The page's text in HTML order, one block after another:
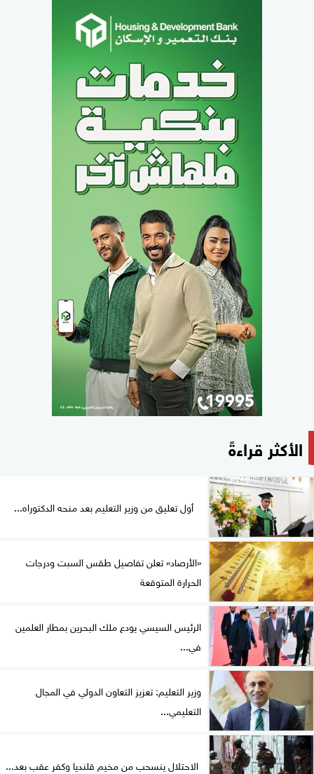
الأكثر قراءةً
أول تعليق من وزير التعليم بعد منحه الدكتوراه...
«الأرصاد» تعلن تفاصيل طقس السبت ودرجات
الحرارة المتوقعة
الرئيس السيسي يودع ملك البحرين بمطار العلمين
في...
وزير التعليم: تعزيز التعاون الدولي في المجال
التعليمي...
الاحتلال ينسحب من مخيم قلنديا وكفر عقب بعد...